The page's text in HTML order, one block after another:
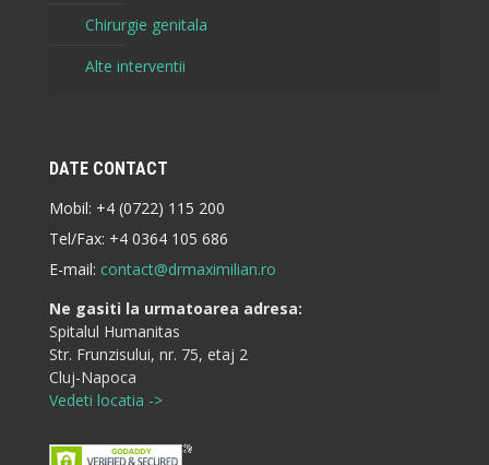
Chirurgie genitala
Alte interventii
DATE CONTACT
Mobil: +4 (0722) 115 200
Tel/Fax: +4 0364 105 686
E-mail: contact@drmaximilian.ro
Ne gasiti la urmatoarea adresa:
Spitalul Humanitas
Str. Frunzisului, nr. 75, etaj 2
Cluj-Napoca
Vedeti locatia ->